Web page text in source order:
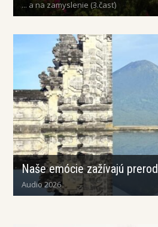
... a na zamyslenie (3.časť)
Naše emócie zažívajú prerod
Audio 2026